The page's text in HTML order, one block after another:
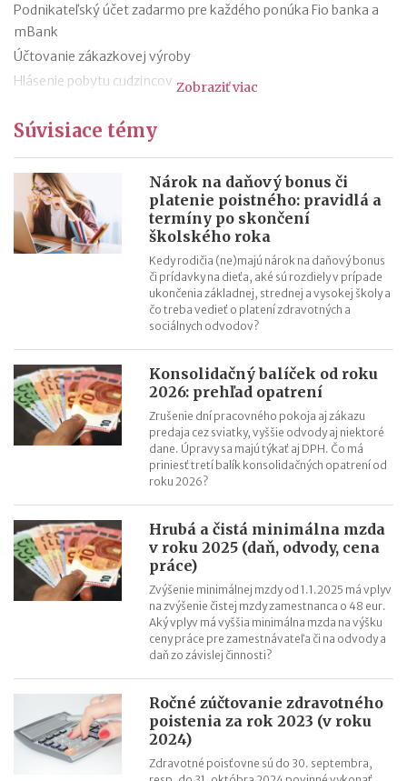
Podnikateľský účet zadarmo pre každého ponúka Fio banka a
mBank
Účtovanie zákazkovej výroby
Hlásenie pobytu cudzincov
Cestovné náhrady pri elektromobiloch
Odpisovanie elektromobilov a elektrobicyklov
Kontroly v oblasti registratúry
Registratúrny plán a registratúrny poriadok
Zobraziť viac
Súvisiace témy
Nárok na daňový bonus či
platenie poistného: pravidlá a
termíny po skončení
školského roka
Kedy rodičia (ne)majú nárok na daňový bonus
či prídavky na dieťa, aké sú rozdiely v prípade
ukončenia základnej, strednej a vysokej školy a
čo treba vedieť o platení zdravotných a
sociálnych odvodov?
Konsolidačný balíček od roku
2026: prehľad opatrení
Zrušenie dní pracovného pokoja aj zákazu
predaja cez sviatky, vyššie odvody aj niektoré
dane. Úpravy sa majú týkať aj DPH. Čo má
priniesť tretí balík konsolidačných opatrení od
roku 2026?
Hrubá a čistá minimálna mzda
v roku 2025 (daň, odvody, cena
práce)
Zvýšenie minimálnej mzdy od 1.1.2025 má vplyv
na zvýšenie čistej mzdy zamestnanca o 48 eur.
Aký vplyv má vyššia minimálna mzda na výšku
ceny práce pre zamestnávateľa či na odvody a
daň zo závislej činnosti?
Ročné zúčtovanie zdravotného
poistenia za rok 2023 (v roku
2024)
Zdravotné poisťovne sú do 30. septembra,